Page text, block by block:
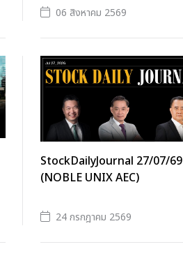
06 สิงหาคม 2569
StockDailyJournal 27/07/69
(NOBLE UNIX AEC)
24 กรกฎาคม 2569